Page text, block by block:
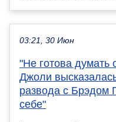
03:21, 30 Июн
"Не готова думать
Джоли
развода с Брэдом
себе"